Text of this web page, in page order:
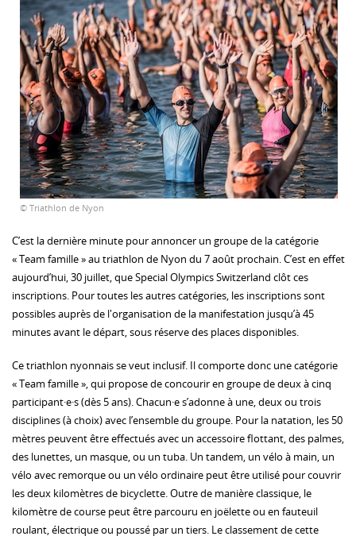
© Triathlon de Nyon
C’est la dernière minute pour annoncer un groupe de la catégorie
« Team famille » au triathlon de Nyon du 7 août prochain. C’est en effet
aujourd’hui, 30 juillet, que Special Olympics Switzerland clôt ces
inscriptions. Pour toutes les autres catégories, les inscriptions sont
possibles auprès de l'organisation de la manifestation jusqu’à 45
minutes avant le départ, sous réserve des places disponibles.
Ce triathlon nyonnais se veut inclusif. Il comporte donc une catégorie
« Team famille », qui propose de concourir en groupe de deux à cinq
participant·e·s (dès 5 ans). Chacun·e s’adonne à une, deux ou trois
disciplines (à choix) avec l’ensemble du groupe. Pour la natation, les 50
mètres peuvent être effectués avec un accessoire flottant, des palmes,
des lunettes, un masque, ou un tuba. Un tandem, un vélo à main, un
vélo avec remorque ou un vélo ordinaire peut être utilisé pour couvrir
les deux kilomètres de bicyclette. Outre de manière classique, le
kilomètre de course peut être parcouru en joëlette ou en fauteuil
roulant, électrique ou poussé par un tiers. Le classement de cette